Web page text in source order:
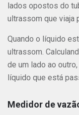
lados opostos do
ultrassom que viaja
Quando o líquido
ultrassom.
de um lado ao
líquido que está
Medidor de